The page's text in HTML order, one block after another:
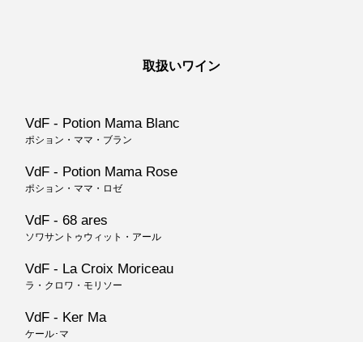
取扱いワイン
VdF - Potion Mama Blanc
ポション・ママ・ブラン
VdF - Potion Mama Rose
ポション・ママ・ロゼ
VdF - 68 ares
ソワサントゥウィット・アール
VdF - La Croix Moriceau
ラ・クロワ・モリソー
VdF - Ker Ma
ケール･マ